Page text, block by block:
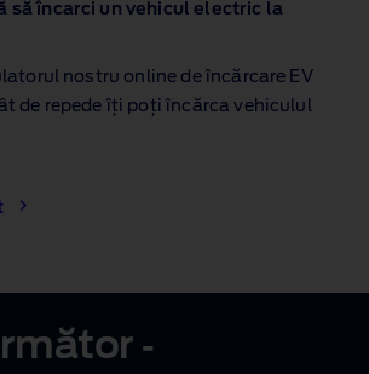
să încarci un vehicul electric la
nostru online de încărcare EV
de repede îți poți încărca vehiculul
‑